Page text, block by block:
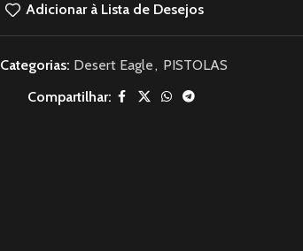
Adicionar à Lista de Desejos
Categorias: Desert Eagle, PISTOLAS
Compartilhar: